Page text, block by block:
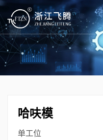
哈呋模
单工位